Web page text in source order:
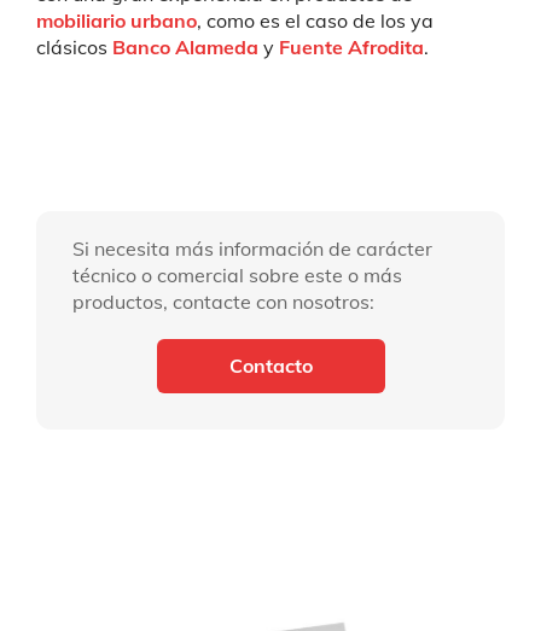
mobiliario urbano, como es el caso de los ya
clásicos Banco Alameda y Fuente Afrodita.
Si necesita más información de carácter
técnico o comercial sobre este o más
productos, contacte con nosotros:
Contacto